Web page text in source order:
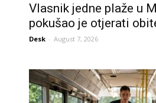
Vlasnik jedne plaže u
pokušao je otjerati
Desk - August 7, 2026